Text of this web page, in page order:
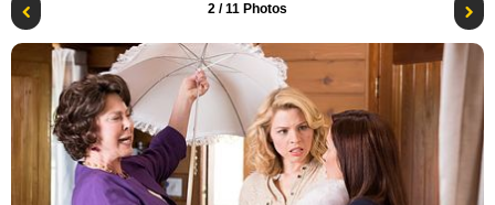
2 / 11 Photos